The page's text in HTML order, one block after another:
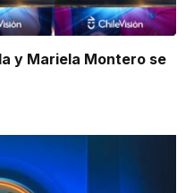
y Mariela Montero se